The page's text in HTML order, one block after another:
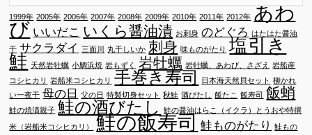
1999年 2005年 2006年 2007年 2008年 2009年 2010年 2011年 2012年 あわ
び いいだこ いくら醤油漬 お刺身 のどぐろ はたはた醤油
干 サクラダイ 三面川 丸干しいか 刺身 味ものがたり 塩引き
鮭 天然岩牡蠣 小鯛浜焼 岩もずく 岩牡蠣 岩牡蠣、あわび、さざえ
岩船産
コシヒカリ
岩船米コシヒカリ 手巻き寿司 日本海天然貝セット 柳かれ
い一夜干 母の日 父の日 特製切身セット 秋鮭 酒びたし 飯たこ 飯寿司 飯蛸
鮭の焼漬親子 鮭の酒びたし
鮭の醤油はらこ（イクラ）とうおや特撰
米（岩船米コシヒカリ）
鮭の飯寿司 鮭ものがたり
鮭もの